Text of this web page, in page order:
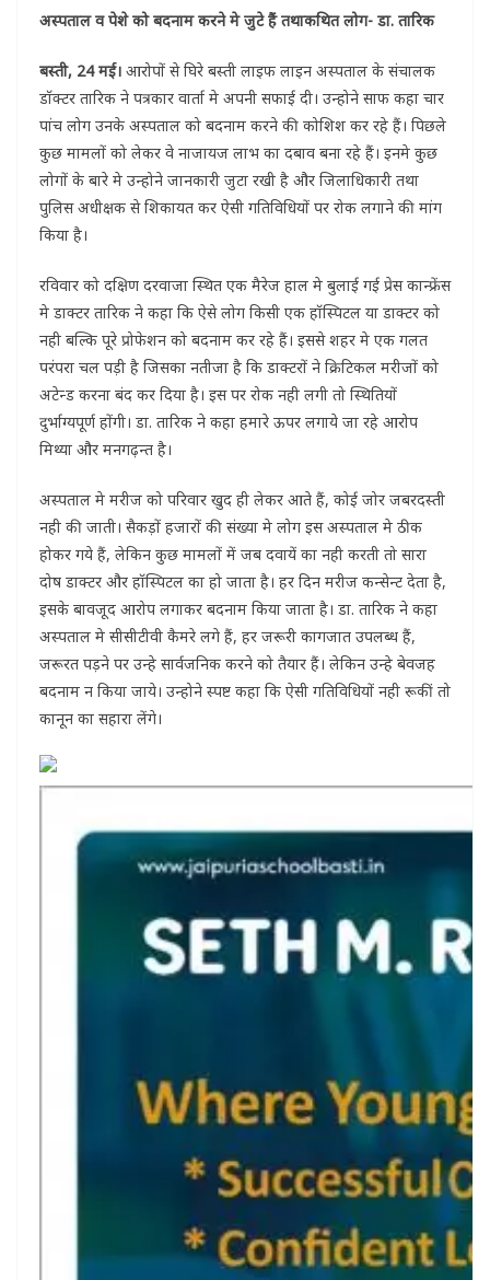
अस्पताल व पेशे को बदनाम करने मे जुटे हैं तथाकथित लोग- डा. तारिक
बस्ती, 24 मई। आरोपों से घिरे बस्ती लाइफ लाइन अस्पताल के संचालक
डॉक्टर तारिक ने पत्रकार वार्ता मे अपनी सफाई दी। उन्होने साफ कहा चार
पांच लोग उनके अस्पताल को बदनाम करने की कोशिश कर रहे हैं। पिछले
कुछ मामलों को लेकर वे नाजायज लाभ का दबाव बना रहे हैं। इनमे कुछ
लोगों के बारे मे उन्होने जानकारी जुटा रखी है और जिलाधिकारी तथा
पुलिस अधीक्षक से शिकायत कर ऐसी गतिविधियों पर रोक लगाने की मांग
किया है।
रविवार को दक्षिण दरवाजा स्थित एक मैरेज हाल मे बुलाई गई प्रेस कान्फ्रेंस
मे डाक्टर तारिक ने कहा कि ऐसे लोग किसी एक हॉस्पिटल या डाक्टर को
नही बल्कि पूरे प्रोफेशन को बदनाम कर रहे हैं। इससे शहर मे एक गलत
परंपरा चल पड़ी है जिसका नतीजा है कि डाक्टरों ने क्रिटिकल मरीजों को
अटेन्ड करना बंद कर दिया है। इस पर रोक नही लगी तो स्थितियों
दुर्भाग्यपूर्ण होंगी। डा. तारिक ने कहा हमारे ऊपर लगाये जा रहे आरोप
मिथ्या और मनगढ़न्त है।
अस्पताल मे मरीज को परिवार खुद ही लेकर आते हैं, कोई जोर जबरदस्ती
नही की जाती। सैकड़ों हजारों की संख्या मे लोग इस अस्पताल मे ठीक
होकर गये हैं, लेकिन कुछ मामलों में जब दवायें का नही करती तो सारा
दोष डाक्टर और हॉस्पिटल का हो जाता है। हर दिन मरीज कन्सेन्ट देता है,
इसके बावजूद आरोप लगाकर बदनाम किया जाता है। डा. तारिक ने कहा
अस्पताल मे सीसीटीवी कैमरे लगे हैं, हर जरूरी कागजात उपलब्ध हैं,
जरूरत पड़ने पर उन्हे सार्वजनिक करने को तैयार हैं। लेकिन उन्हे बेवजह
बदनाम न किया जाये। उन्होने स्पष्ट कहा कि ऐसी गतिविधियों नही रूकीं तो
कानून का सहारा लेंगे।